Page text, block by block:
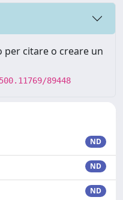
citare o creare un
89448
ND
ND
ND